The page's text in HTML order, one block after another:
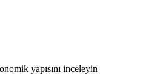
yapısını inceleyin